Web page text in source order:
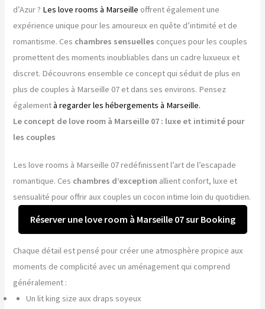
d’Azur ? Les love rooms à Marseille offrent également une
expérience unique pour les amoureux en quête d’intimité et de
romantisme. Ces chambres sensuelles conçues pour les couples
promettent des moments inoubliables dans un cadre luxueux et
discret. Découvrons ensemble ce concept qui séduit de plus en
plus de couples à Marseille 07 et dans ses environs. Pensez
égalementà regarder les hébergements à Marseille.
Le concept de love room à Marseille 07 : luxe et intimité pour
les couples
Les love rooms à Marseille 07 redéfinissent l’art de l’escapade
romantique. Ces chambres d’exception allient confort, luxe et
sensualité pour offrir aux couples un cocon intime loin du quotidien.
Réserver une love room à Marseille 07 sur Booking
Chaque détail est pensé pour créer une atmosphère propice aux
moments de complicité avec un aménagement qui comprend
généralement :
Un lit king size aux draps soyeux